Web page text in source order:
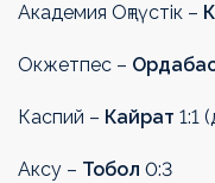
Академия Оңтүстік –
Окжетпес –
Каспий – Кайрат 1:1
Аксу – Тобол 0:3